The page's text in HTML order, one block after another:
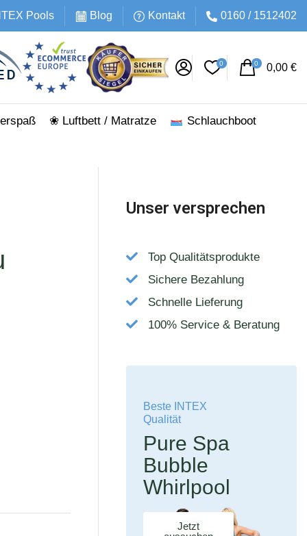
Pools Blog Kontakt 0160 / 1512402
0 0 0,00 €
❀ Luftbett / Matratze Schlauchboot
Unser versprechen
Top Qualitätsprodukte
Sichere Bezahlung
Schnelle Lieferung
100% Service & Beratung
Beste INTEX
Qualität
Pure Spa
Bubble
Whirlpool
Jetzt